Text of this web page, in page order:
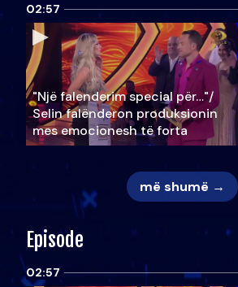
02:57
"Një falenderim special për…"/
Selin falënderon produksionin
mes emocionesh të forta
më shumë →
Episode
02:57